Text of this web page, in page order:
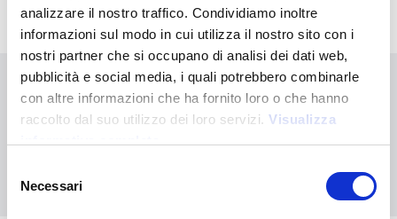
analizzare il nostro traffico. Condividiamo inoltre
informazioni sul modo in cui utilizza il nostro sito con i
nostri partner che si occupano di analisi dei dati web,
pubblicità e social media, i quali potrebbero combinarle
con altre informazioni che ha fornito loro o che hanno
raccolto dal suo utilizzo dei loro servizi. Visualizza
delNecessari
Didn't find what you're looking for?
Contact us for assistance or request your customised order